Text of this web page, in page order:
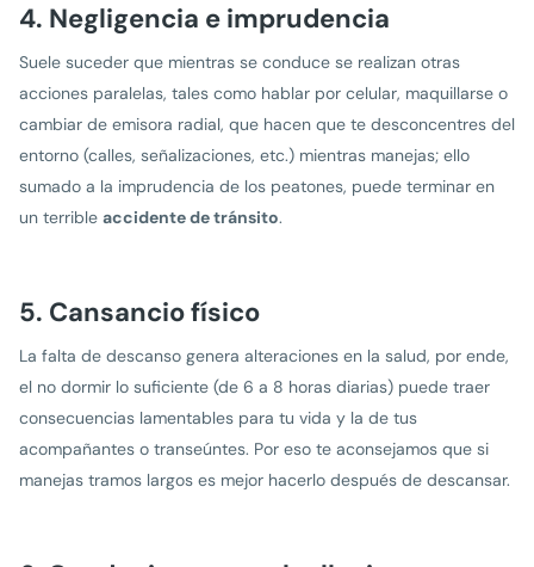
4. Negligencia e imprudencia
Suele suceder que mientras se conduce se realizan otras
acciones paralelas, tales como hablar por celular, maquillarse o
cambiar de emisora radial, que hacen que te desconcentres del
entorno (calles, señalizaciones, etc.) mientras manejas; ello
sumado a la imprudencia de los peatones, puede terminar en
un terrible accidente de tránsito.
5. Cansancio físico
La falta de descanso genera alteraciones en la salud, por ende,
el no dormir lo suficiente (de 6 a 8 horas diarias) puede traer
consecuencias lamentables para tu vida y la de tus
acompañantes o transeúntes. Por eso te aconsejamos que si
manejas tramos largos es mejor hacerlo después de descansar.